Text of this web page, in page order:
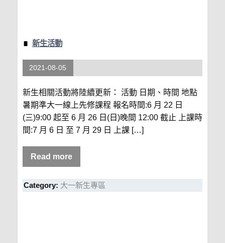
新生活動
2021-08-05
新生相關活動將陸續更新： 活動 日期、時間 地點
暑期準大一線上先修課程 報名時間:6 月 22 日
(三)9:00 起至 6 月 26 日(日)晚間 12:00 截止 上課時
間:7 月 6 日 至 7 月 29 日 上課 […]
Read more
Category: 大一新生專區